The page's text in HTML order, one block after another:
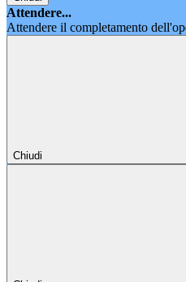
Attendere...
Attendere il completamento
Chiudi